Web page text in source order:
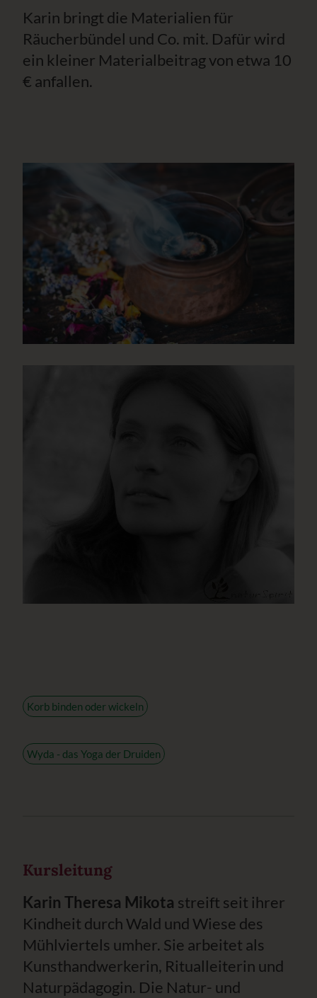
Karin bringt die Materialien für
Räucherbündel und Co. mit. Dafür wird
ein kleiner Materialbeitrag von etwa 10
€ anfallen.
Korb binden oder wickeln
Wyda - das Yoga der Druiden
Kursleitung
Karin Theresa Mikota streift seit ihrer
Kindheit durch Wald und Wiese des
Mühlviertels umher. Sie arbeitet als
Kunsthandwerkerin, Ritualleiterin und
Naturpädagogin. Die Natur- und